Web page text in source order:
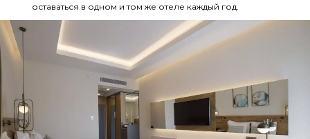
оставаться в одном и том же отеле каждый год.